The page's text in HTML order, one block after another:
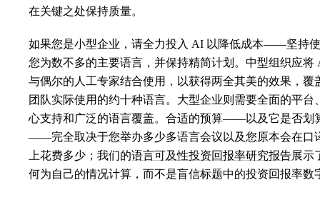
在关键之处保持质量。
如果您是小型企业，请全力投入 AI 以降低成本——坚持
您为数不多的主要语言，并保持精简计划。中型组织应将
与偶尔的人工专家结合使用，以获得两全其美的效果，覆
团队实际使用的约十种语言。大型企业则需要全面的平台
心支持和广泛的语言覆盖。合适的预算——以及它是否划
——完全取决于您举办多少多语言会议以及您原本会在口
上花费多少；我们的语言可及性投资回报率研究报告展示
何为自己的情况计算，而不是盲信标题中的投资回报率数